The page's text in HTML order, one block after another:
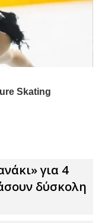
για 4
δύσκολη